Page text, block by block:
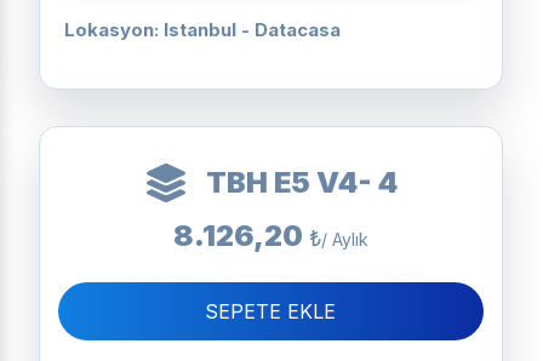
Lokasyon: Istanbul - Datacasa
TBH E5 V4- 4
8.126,20 ₺/ Aylık
SEPETE EKLE